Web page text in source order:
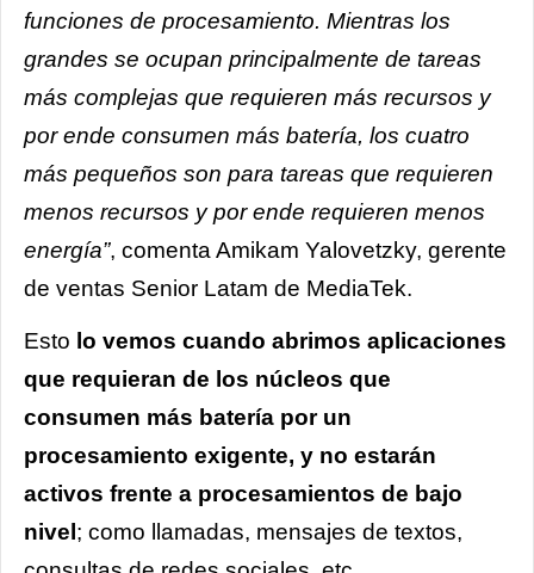
funciones de procesamiento. Mientras los
grandes se ocupan principalmente de tareas
más complejas que requieren más recursos y
por ende consumen más batería, los cuatro
más pequeños son para tareas que requieren
menos recursos y por ende requieren menos
energía”, comenta Amikam Yalovetzky, gerente
de ventas Senior Latam de MediaTek.
Esto lo vemos cuando abrimos aplicaciones
que requieran de los núcleos que
consumen más batería por un
procesamiento exigente, y no estarán
activos frente a procesamientos de bajo
nivel; como llamadas, mensajes de textos,